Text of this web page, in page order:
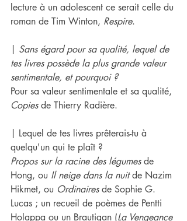
lecture à un adolescent ce serait celle du
roman de Tim Winton, Respire.
| Sans égard pour sa qualité, lequel de
tes livres possède la plus grande valeur
sentimentale, et pourquoi ?
Pour sa valeur sentimentale et sa qualité,
Copies de Thierry Radière.
| Lequel de​ te​s livres prêter​ais-​tu à
quelqu'un qui te plaît ?
Propos sur la racine des légumes de
Hong, ou Il neige dans la nuit de Nazim
Hikmet, ou Ordinaires de Sophie G.
Lucas ; un recueil de poèmes de Pentti
Holappa ou un Brautigan (La Vengeance